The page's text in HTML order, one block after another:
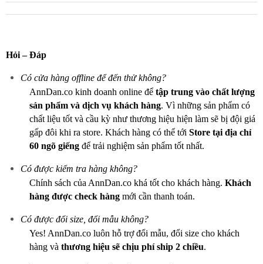
Hỏi – Đáp
Có cửa hàng offline để đến thử không?
AnnDan.co kinh doanh online để tập trung vào chất lượng
sản phẩm và dịch vụ khách hàng. Vì những sản phẩm có
chất liệu tốt và cầu kỳ như thương hiệu hiện làm sẽ bị đội giá
gấp đôi khi ra store. Khách hàng có thể tới Store tại địa chỉ
60 ngõ giếng để trải nghiệm sản phẩm tốt nhất.
Có được kiểm tra hàng không?
Chính sách của AnnDan.co khá tốt cho khách hàng. Khách
hàng được check hàng mới cần thanh toán.
Có được đổi size, đổi mẫu không?
Yes! AnnDan.co luôn hỗ trợ đổi mẫu, đổi size cho khách
hàng và thương hiệu sẽ chịu phí ship 2 chiều.